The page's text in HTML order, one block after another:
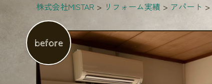
株式会社MISTAR リフォーム実績 アパート
before